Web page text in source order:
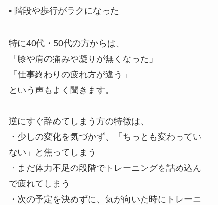
• 階段や歩行がラクになった
特に40代・50代の方からは、
「膝や肩の痛みや凝りが無くなった」
「仕事終わりの疲れ方が違う」
という声もよく聞きます。
逆にすぐ辞めてしまう方の特徴は、
・少しの変化を気づかず、「ちっとも変わってい
ない」と焦ってしまう
・まだ体力不足の段階でトレーニングを詰め込ん
で疲れてしまう
・次の予定を決めずに、気が向いた時にトレーニ